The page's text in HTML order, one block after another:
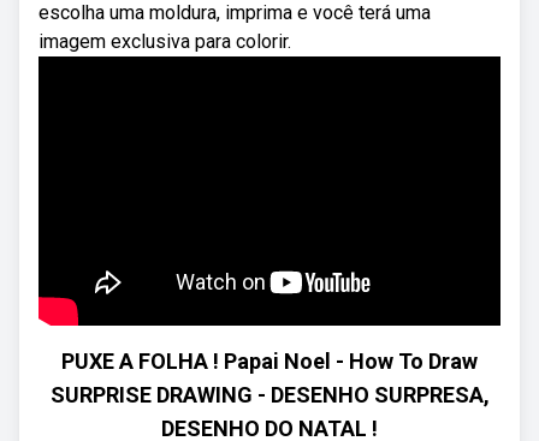
escolha uma moldura, imprima e você terá uma
imagem exclusiva para colorir.
PUXE A FOLHA ! Papai Noel - How To Draw
SURPRISE DRAWING - DESENHO SURPRESA,
DESENHO DO NATAL !